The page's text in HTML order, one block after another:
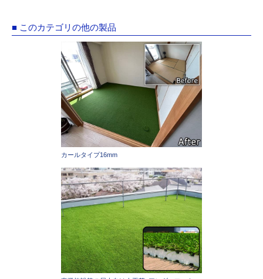
■ このカテゴリの他の製品
カールタイプ16mm